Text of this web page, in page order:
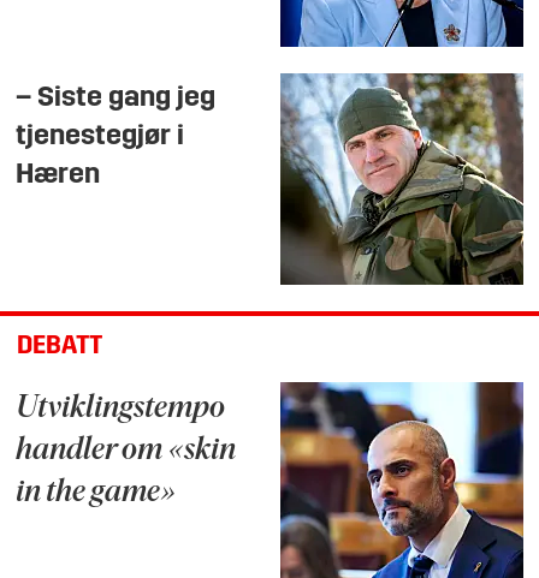
– Siste gang jeg
tjenestegjør i
Hæren
DEBATT
Utviklingstempo
handler om «skin
in the game»